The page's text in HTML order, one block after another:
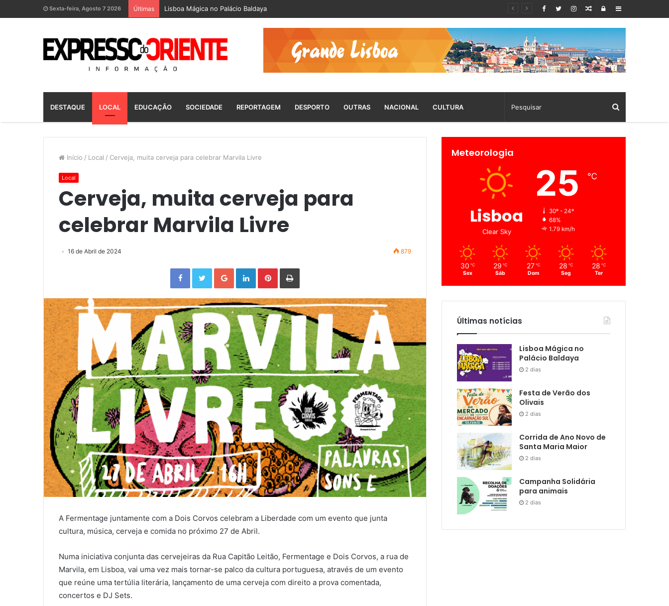
Sexta-feira, Agosto 7 2026 Últimas Lisboa Mágica no Palácio Baldaya Sidebar
Log
Random
DESTAQUE LOCAL EDUCAÇÃO SOCIEDADE REPORTAGEM DESPORTO OUTRAS NACIONAL CULTURA
Início / Local / Cerveja, muita cerveja para celebrar Marvila Livre
Local
Cerveja, muita cerveja para
celebrar Marvila Livre
16 de Abril de 2024 879
Facebook Twitter Google+ LinkedIn Pinterest
A Fermentage juntamente com a Dois Corvos celebram a Liberdade com um evento que junta
cultura, música, cerveja e comida no próximo 27 de Abril.
Numa iniciativa conjunta das cervejeiras da Rua Capitão Leitão, Fermentage e Dois Corvos, a rua de
Marvila, em Lisboa, vai uma vez mais tornar-se palco da cultura portuguesa, através de um evento
que reúne uma tertúlia literária, lançamento de uma cerveja com direito a prova comentada,
concertos e DJ Sets.
Meteorologia
Lisboa
Clear Sky
25 ℃
30º - 24º
68%
1.79 km/h
30 ℃
Sex
29 ℃
Sáb
27 ℃
Dom
28 ℃
Seg
28 ℃
Ter
Últimas notícias
Lisboa Mágica no
Palácio Baldaya
2 dias
Festa de Verão dos
Olivais
2 dias
Corrida de Ano Novo de
Santa Maria Maior
2 dias
Campanha Solidária
para animais
2 dias